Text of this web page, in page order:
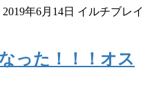
2019年6月14日 イルチブレイ
った！！！オス